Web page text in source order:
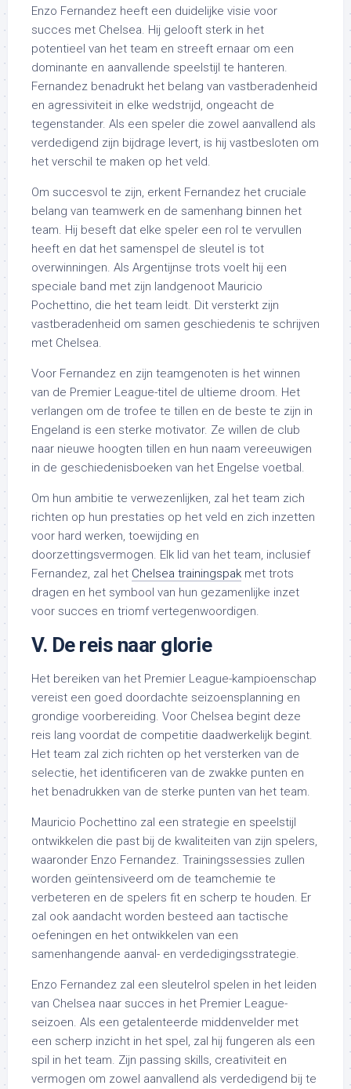
Enzo Fernandez heeft een duidelijke visie voor
succes met Chelsea. Hij gelooft sterk in het
potentieel van het team en streeft ernaar om een
dominante en aanvallende speelstijl te hanteren.
Fernandez benadrukt het belang van vastberadenheid
en agressiviteit in elke wedstrijd, ongeacht de
tegenstander. Als een speler die zowel aanvallend als
verdedigend zijn bijdrage levert, is hij vastbesloten om
het verschil te maken op het veld.
Om succesvol te zijn, erkent Fernandez het cruciale
belang van teamwerk en de samenhang binnen het
team. Hij beseft dat elke speler een rol te vervullen
heeft en dat het samenspel de sleutel is tot
overwinningen. Als Argentijnse trots voelt hij een
speciale band met zijn landgenoot Mauricio
Pochettino, die het team leidt. Dit versterkt zijn
vastberadenheid om samen geschiedenis te schrijven
met Chelsea.
Voor Fernandez en zijn teamgenoten is het winnen
van de Premier League-titel de ultieme droom. Het
verlangen om de trofee te tillen en de beste te zijn in
Engeland is een sterke motivator. Ze willen de club
naar nieuwe hoogten tillen en hun naam vereeuwigen
in de geschiedenisboeken van het Engelse voetbal.
Om hun ambitie te verwezenlijken, zal het team zich
richten op hun prestaties op het veld en zich inzetten
voor hard werken, toewijding en
doorzettingsvermogen. Elk lid van het team, inclusief
Fernandez, zal het Chelsea trainingspak met trots
dragen en het symbool van hun gezamenlijke inzet
voor succes en triomf vertegenwoordigen.
V. De reis naar glorie
Het bereiken van het Premier League-kampioenschap
vereist een goed doordachte seizoensplanning en
grondige voorbereiding. Voor Chelsea begint deze
reis lang voordat de competitie daadwerkelijk begint.
Het team zal zich richten op het versterken van de
selectie, het identificeren van de zwakke punten en
het benadrukken van de sterke punten van het team.
Mauricio Pochettino zal een strategie en speelstijl
ontwikkelen die past bij de kwaliteiten van zijn spelers,
waaronder Enzo Fernandez. Trainingssessies zullen
worden geïntensiveerd om de teamchemie te
verbeteren en de spelers fit en scherp te houden. Er
zal ook aandacht worden besteed aan tactische
oefeningen en het ontwikkelen van een
samenhangende aanval- en verdedigingsstrategie.
Enzo Fernandez zal een sleutelrol spelen in het leiden
van Chelsea naar succes in het Premier League-
seizoen. Als een getalenteerde middenvelder met
een scherp inzicht in het spel, zal hij fungeren als een
spil in het team. Zijn passing skills, creativiteit en
vermogen om zowel aanvallend als verdedigend bij te